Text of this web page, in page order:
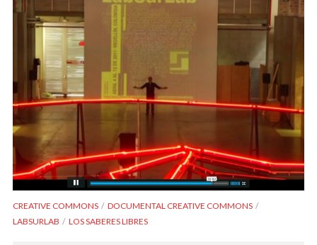
CREATIVE COMMONS
DOCUMENTAL CREATIVE COMMONS
LABSURLAB
LOS SABERES LIBRES